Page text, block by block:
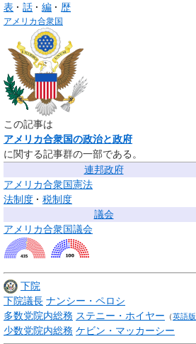
表
話 編 歴
アメリカ合衆国
この記事は
アメリカ合衆国の政治と政府
に関する記事群の一部である。
連邦政府
アメリカ合衆国憲法
法制度
税制度
議会
アメリカ合衆国議会
下院
下院議長 ナンシー・ペロシ
多数党院内総務 ステニー・ホイヤー （英語版
少数党院内総務 ケビン・マッカーシー